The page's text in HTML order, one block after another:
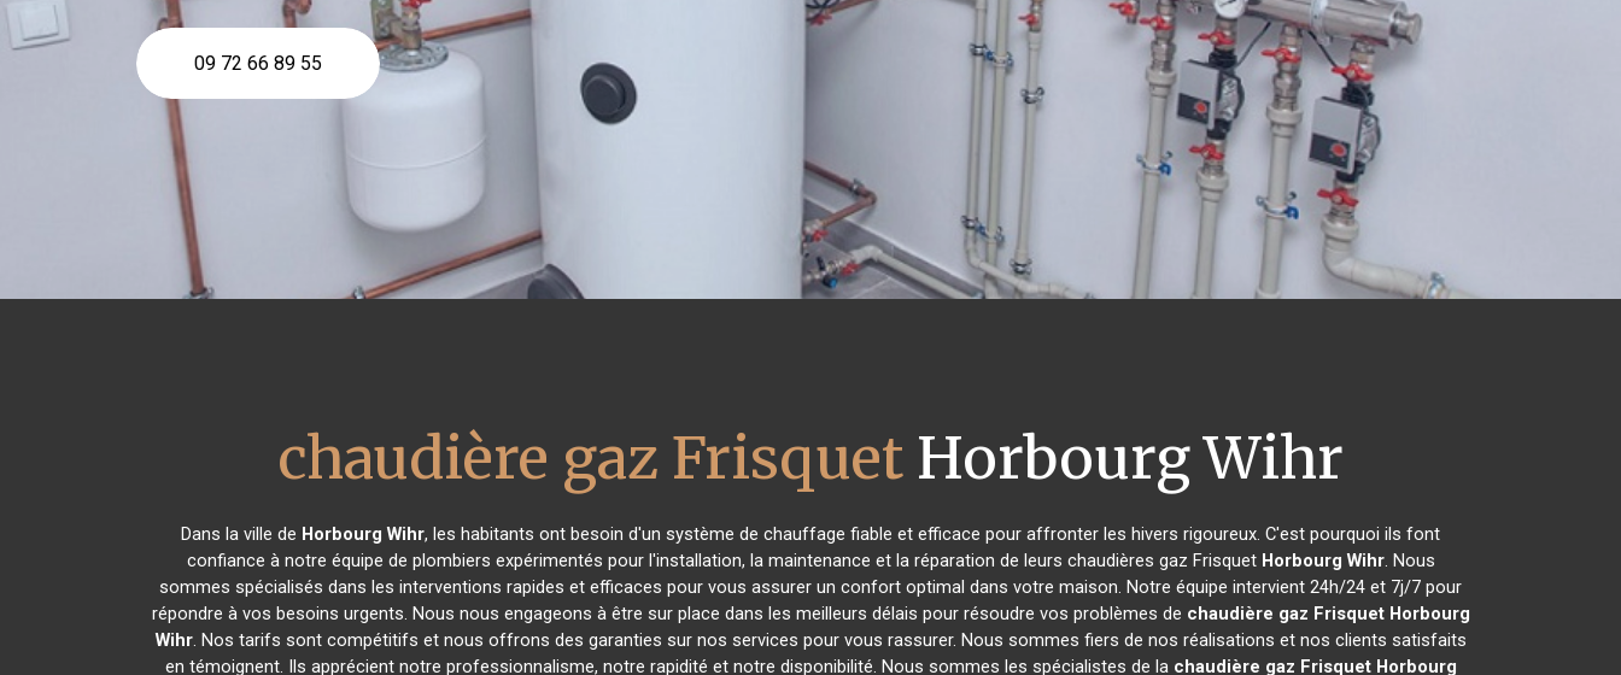
09 72 66 89 55
chaudière gaz Frisquet Horbourg Wihr
Dans la ville de Horbourg Wihr, les habitants ont besoin d'un système de chauffage fiable et efficace pour affronter les hivers rigoureux. C'est pourquoi ils font
confiance à notre équipe de plombiers expérimentés pour l'installation, la maintenance et la réparation de leurs chaudières gaz Frisquet Horbourg Wihr. Nous
sommes spécialisés dans les interventions rapides et efficaces pour vous assurer un confort optimal dans votre maison. Notre équipe intervient 24h/24 et 7j/7 pour
répondre à vos besoins urgents. Nous nous engageons à être sur place dans les meilleurs délais pour résoudre vos problèmes de chaudière gaz Frisquet Horbourg
Wihr. Nos tarifs sont compétitifs et nous offrons des garanties sur nos services pour vous rassurer. Nous sommes fiers de nos réalisations et nos clients satisfaits
en témoignent. Ils apprécient notre professionnalisme, notre rapidité et notre disponibilité. Nous sommes les spécialistes de la chaudière gaz Frisquet Horbourg